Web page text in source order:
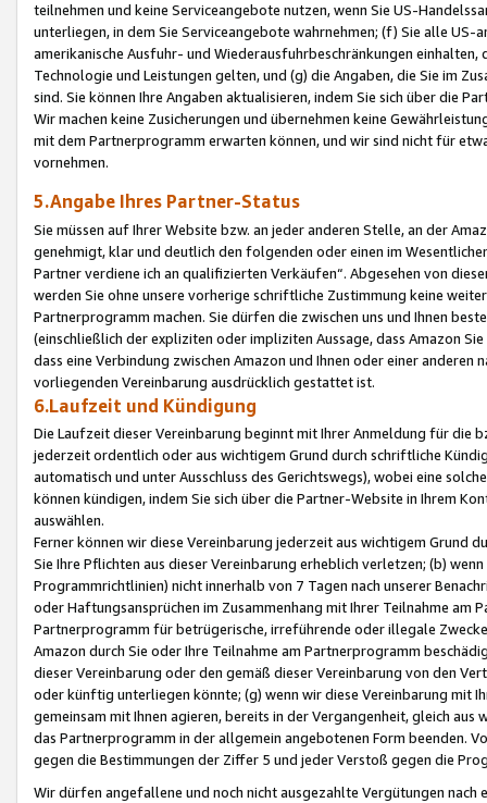
teilnehmen und keine Serviceangebote nutzen, wenn Sie US-
unterliegen, in dem Sie Serviceangebote wahrnehmen; (f) Sie alle
amerikanische Ausfuhr- und Wiederausfuhrbeschränkungen
Technologie und Leistungen gelten, und (g) die Angaben, die Sie im
sind. Sie können Ihre Angaben aktualisieren, indem Sie sich über die
Wir machen keine Zusicherungen und übernehmen keine
mit dem Partnerprogramm erwarten können, und wir sind nicht für
vornehmen.
5.Angabe Ihres Partner-Status
Sie müssen auf Ihrer Website bzw. an jeder anderen Stelle, an der
genehmigt, klar und deutlich den folgenden oder einen im
Partner verdiene ich an qualifizierten Verkäufen“. Abgesehen von
werden Sie ohne unsere vorherige schriftliche Zustimmung keine
Partnerprogramm machen. Sie dürfen die zwischen uns und Ihnen
(einschließlich der expliziten oder impliziten Aussage, dass Amazon
dass eine Verbindung zwischen Amazon und Ihnen oder einer
vorliegenden Vereinbarung ausdrücklich gestattet ist.
6.Laufzeit und Kündigung
Die Laufzeit dieser Vereinbarung beginnt mit Ihrer Anmeldung für die
jederzeit ordentlich oder aus wichtigem Grund durch schriftliche
automatisch und unter Ausschluss des Gerichtswegs), wobei eine
können kündigen, indem Sie sich über die Partner-Website in Ihrem
auswählen.
Ferner können wir diese Vereinbarung jederzeit aus wichtigem Grund
Sie Ihre Pflichten aus dieser Vereinbarung erheblich verletzen; (b)
Programmrichtlinien) nicht innerhalb von 7 Tagen nach unserer
oder Haftungsansprüchen im Zusammenhang mit Ihrer Teilnahme am
Partnerprogramm für betrügerische, irreführende oder illegale
Amazon durch Sie oder Ihre Teilnahme am Partnerprogramm
dieser Vereinbarung oder den gemäß dieser Vereinbarung von den
oder künftig unterliegen könnte; (g) wenn wir diese Vereinbarung mit
gemeinsam mit Ihnen agieren, bereits in der Vergangenheit, gleich
das Partnerprogramm in der allgemein angebotenen Form beenden.
gegen die Bestimmungen der Ziffer 5 und jeder Verstoß gegen die
Wir dürfen angefallene und noch nicht ausgezahlte Vergütungen